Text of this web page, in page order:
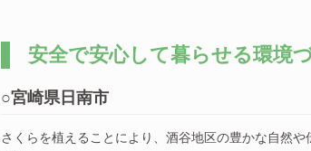
安全で安心して暮らせる環境
○宮崎県日南市
さくらを植えることにより、酒谷地区の豊かな自然